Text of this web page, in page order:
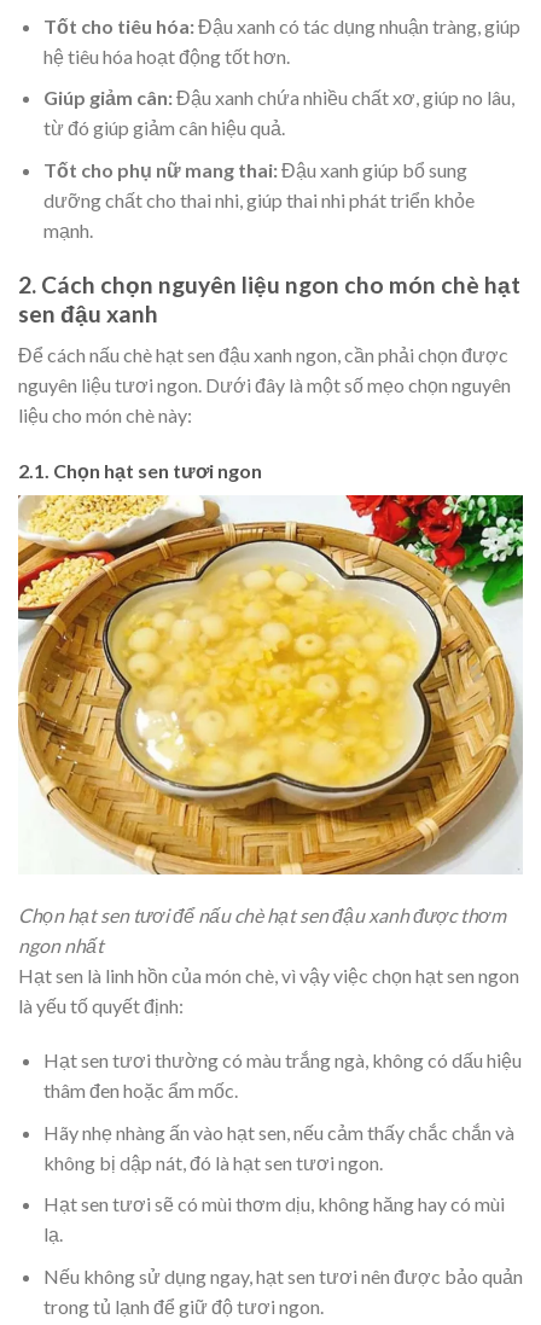
Tốt cho tiêu hóa:Đậu xanh có tác dụng nhuận tràng, giúp
hệ tiêu hóa hoạt động tốt hơn.
Giúp giảm cân:Đậu xanh chứa nhiều chất xơ, giúp no lâu,
từ đó giúp giảm cân hiệu quả.
Tốt cho phụ nữ mang thai:Đậu xanh giúp bổ sung
dưỡng chất cho thai nhi, giúp thai nhi phát triển khỏe
mạnh.
2. Cách chọn nguyên liệu ngon cho món chè hạt
sen đậu xanh
Để cách nấu chè hạt sen đậu xanh ngon, cần phải chọn được
nguyên liệu tươi ngon. Dưới đây là một số mẹo chọn nguyên
liệu cho món chè này:
2.1. Chọn hạt sen tươi ngon
Chọn hạt sen tươi để nấu chè hạt sen đậu xanh được thơm
ngon nhất
Hạt sen là linh hồn của món chè, vì vậy việc chọn hạt sen ngon
là yếu tố quyết định:
Hạt sen tươi thường có màu trắng ngà, không có dấu hiệu
thâm đen hoặc ẩm mốc.
Hãy nhẹ nhàng ấn vào hạt sen, nếu cảm thấy chắc chắn và
không bị dập nát, đó là hạt sen tươi ngon.
Hạt sen tươi sẽ có mùi thơm dịu, không hăng hay có mùi
lạ.
Nếu không sử dụng ngay, hạt sen tươi nên được bảo quản
trong tủ lạnh để giữ độ tươi ngon.